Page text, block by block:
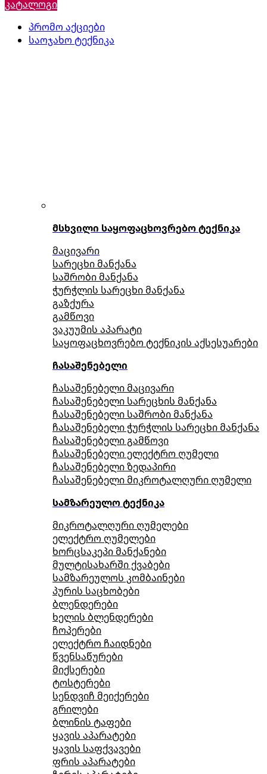
კატალოგი
პრომო აქციები
საოჯახო ტექნიკა
მსხვილი საყოფაცხოვრებო ტექნიკა
მაცივარი
სარეცხი მანქანა
საშრობი მანქანა
ჭურჭლის სარეცხი მანქანა
გაზქურა
გამწოვი
ვაკუუმის აპარატი
საყოფაცხოვრებო ტექნიკის აქსესუარები
ჩასაშენებელი
ჩასაშენებელი მაცივარი
ჩასაშენებელი სარეცხის მანქანა
ჩასაშენებელი საშრობი მანქანა
ჩასაშენებელი ჭურჭლის სარეცხი მანქანა
ჩასაშენებელი გამწოვი
ჩასაშენებელი ელექტრო ღუმელი
ჩასაშენებელი ზედაპირი
ჩასაშენებელი მიკროტალღური ღუმელი
სამზარეულო ტექნიკა
მიკროტალღური ღუმელები
ელექტრო ღუმელები
ხორცსაკეპი მანქანები
მულტისახარში ქვაბები
სამზარეულოს კომბაინები
პურის საცხობები
ბლენდერები
ხელის ბლენდერები
ჩოპერები
ელექტრო ჩაიდნები
წვენსაწურები
მიქსერები
ტოსტერები
სენდვიჩ მეიქერები
გრილები
ბლინის ტაფები
ყავის აპარატები
ყავის საფქვავები
ფრის აპარატები